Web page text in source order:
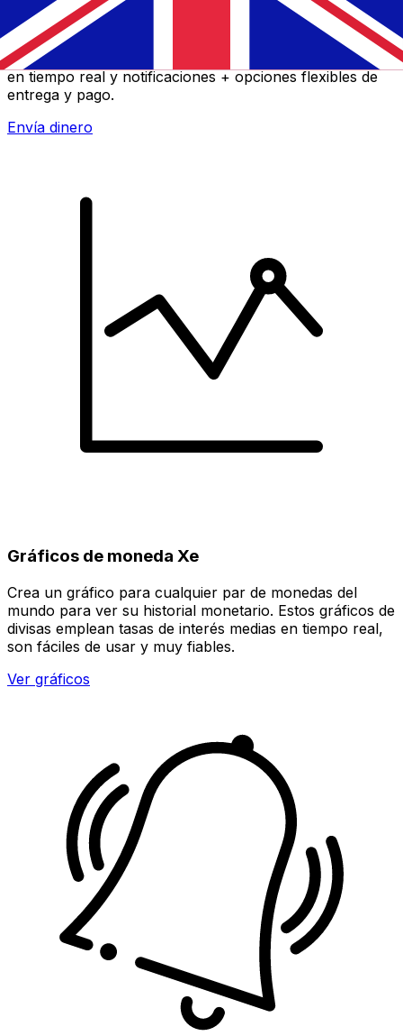
Transferencia Internacional de Dinero Xe
Envía dinero online rápido, seguro y fácil. Seguimiento
en tiempo real y notificaciones + opciones flexibles de
entrega y pago.
Envía dinero
Gráficos de moneda Xe
Crea un gráfico para cualquier par de monedas del
mundo para ver su historial monetario. Estos gráficos de
divisas emplean tasas de interés medias en tiempo real,
son fáciles de usar y muy fiables.
Ver gráficos